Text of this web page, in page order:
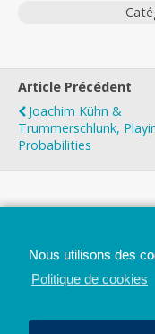
Article Précédent
Joachim Kühn &
Trummerschlunk,
Probabilities
Nous utilisons des
Politique de cookies